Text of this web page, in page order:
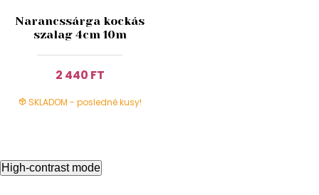
Narancssárga kockás
szalag 4cm 10m
2 440 FT
SKLADOM - posledné kusy!
High-contrast mode